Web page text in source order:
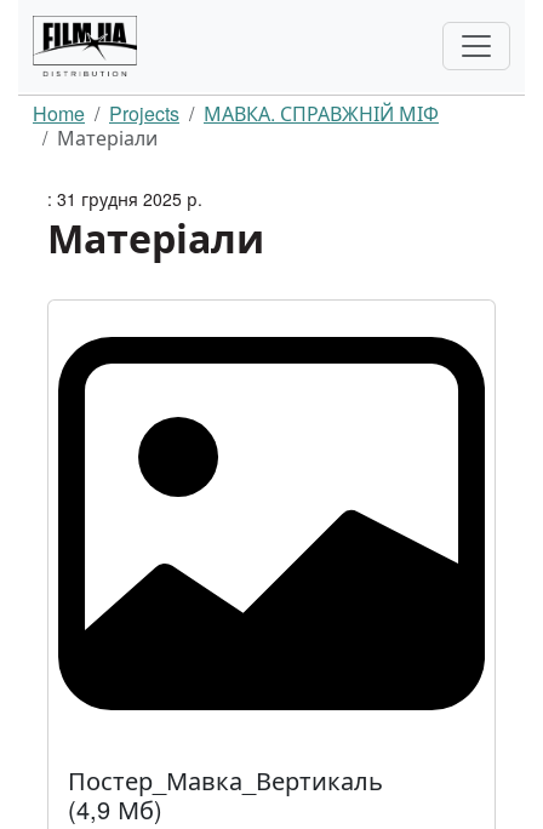
Home Projects
МАВКА. СПРАВЖНІЙ МІФ
Матеріали
: 31 грудня 2025 р.
Матеріали
Постер_Мавка_Вертикаль
(4,9 Мб)